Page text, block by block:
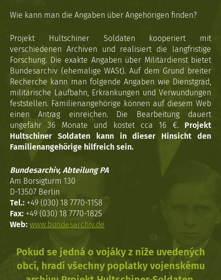
Wie kann man die Angaben über Angehörigen finden?
Projekt Hultschiner Soldaten kooperiert mit
verschiedenen Archiven und realisiert die langfristige
Forschung. Die exakte Angaben über Militärdienst bietet
Bundesarchiv (ehemalige WASt). Auf dem Grund breiter
Recherche kann man folgende Angaben wie Dienstgrad,
militärische Laufbahn, Erkrankungen und Verwundungen
feststellen. Familienangehörige können auf diesem Web
einen Antrag einreichen. Die Bearbeitung dauert
ungefähr 36 Monate und kostet cca 16 €. Projekt
Hultschiner Soldaten kann in dieser Hinsicht den
Familienangehörige hilfreich sein.
Bundesarchiv, Abteilung PA
Am Borsigturm 130
D-13507 Berlin
Tel.: +49 (030) 18 7770-1158
Fax: +49 (030) 18 7770-1825
Web: www.bundesarchiv.de
Pokud se jedná o vojáky z níže uvedených
obcí, hradí všechny poplatky vojenskému